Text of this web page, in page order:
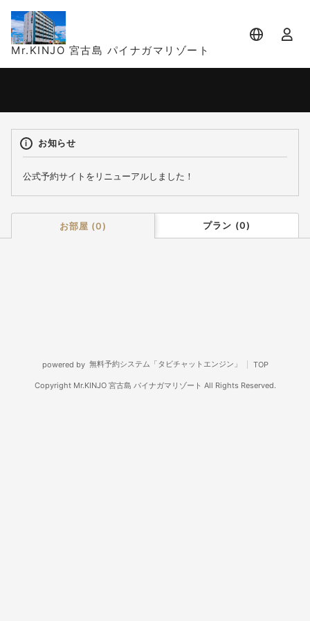
Mr.KINJO 宮古島 パイナガマリゾート
お知らせ
公式予約サイトをリニューアルしました！
お部屋 (0) プラン (0)
powered by 無料予約システム「タビチャットエンジン」 TOP
Copyright Mr.KINJO 宮古島 パイナガマリゾート All Rights Reserved.